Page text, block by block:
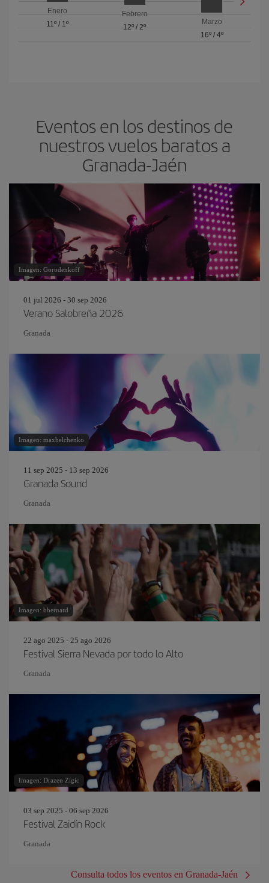
Enero
11º/ 1º
Febrero
12º / 2º
Marzo
16º/ 4º
Eventos en los destinos de
nuestros vuelos baratos a
Granada-Jaén
Imagen: Gorodenkoff
01 jul 2026 - 30 sep 2026
Verano Salobreña 2026
Granada
Imagen: maxbelchenko
11 sep 2025 - 13 sep 2026
Granada Sound
Granada
Imagen: bbernard
22 ago 2025 - 25 ago 2026
Festival Sierra Nevada por todo lo Alto
Granada
Imagen: Drazen Zigic
03 sep 2025 - 06 sep 2026
Festival Zaidín Rock
Granada
Consulta todos los eventos en Granada-Jaén